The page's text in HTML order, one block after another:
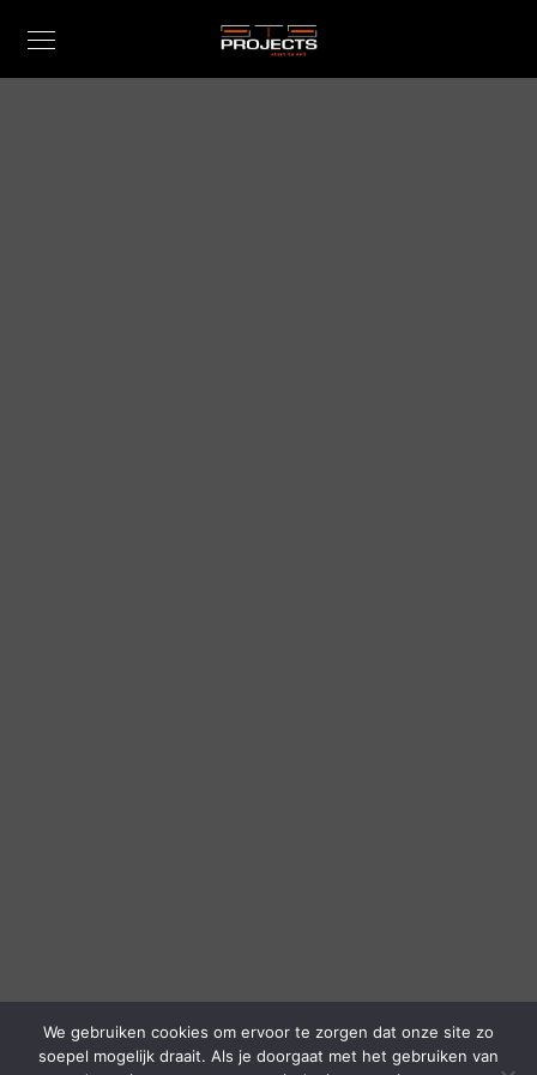
We gebruiken cookies om ervoor te zorgen dat onze site zo
soepel mogelijk draait. Als je doorgaat met het gebruiken van